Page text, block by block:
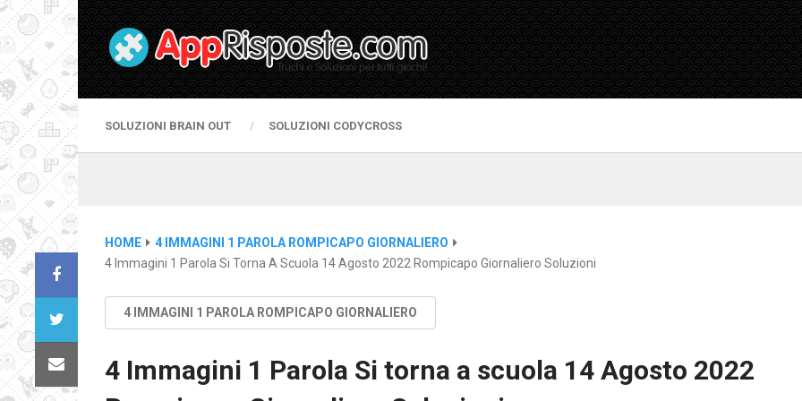
SOLUZIONI BRAIN OUT SOLUZIONI CODYCROSS
HOME
4 IMMAGINI 1 PAROLA ROMPICAPO GIORNALIERO
4 Immagini 1 Parola Si Torna A Scuola 14 Agosto 2022 Rompicapo Giornaliero Soluzioni
4 IMMAGINI 1 PAROLA ROMPICAPO GIORNALIERO
4 Immagini 1 Parola Si torna a scuola 14 Agosto 2022